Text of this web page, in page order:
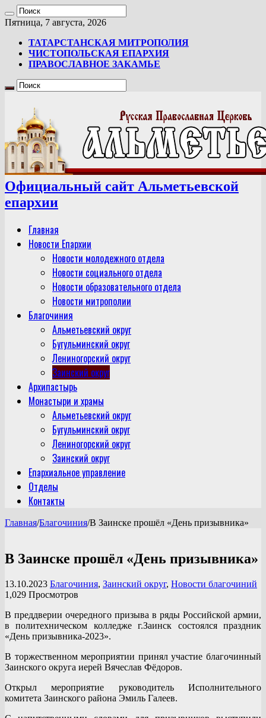
Пятница, 7 августа, 2026
ТАТАРСТАНСКАЯ МИТРОПОЛИЯ
ЧИСТОПОЛЬСКАЯ ЕПАРХИЯ
ПРАВОСЛАВНОЕ ЗАКАМЬЕ
Официальный сайт Альметьевской
епархии
Главная
Новости Епархии
Новости молодежного отдела
Новости социального отдела
Новости образовательного отдела
Новости митрополии
Благочиния
Альметьевский округ
Бугульминский округ
Лениногорский округ
Заинский округ
Архипастырь
Монастыри и храмы
Альметьевский округ
Бугульминский округ
Лениногорский округ
Заинский округ
Епархиальное управление
Отделы
Контакты
Главная/Благочиния/В Заинске прошёл «День призывника»
В Заинске прошёл «День призывника»
13.10.2023 Благочиния, Заинский округ, Новости благочиний
1,029 Просмотров
В преддверии очередного призыва в ряды Российской армии,
в политехническом колледже г.Заинск состоялся праздник
«День призывника-2023».
В торжественном мероприятии принял участие благочинный
Заинского округа иерей Вячеслав Фёдоров.
Открыл мероприятие руководитель Исполнительного
комитета Заинского района Эмиль Галеев.